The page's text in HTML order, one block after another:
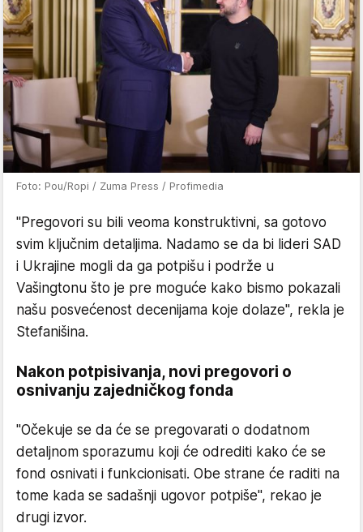
Foto: Pou/Ropi / Zuma Press / Profimedia
"Pregovori su bili veoma konstruktivni, sa gotovo
svim ključnim detaljima. Nadamo se da bi lideri SAD
i Ukrajine mogli da ga potpišu i podrže u
Vašingtonu što je pre moguće kako bismo pokazali
našu posvećenost decenijama koje dolaze", rekla je
Stefanišina.
Nakon potpisivanja, novi pregovori o
osnivanju zajedničkog fonda
"Očekuje se da će se pregovarati o dodatnom
detaljnom sporazumu koji će odrediti kako će se
fond osnivati i funkcionisati. Obe strane će raditi na
tome kada se sadašnji ugovor potpiše", rekao je
drugi izvor.